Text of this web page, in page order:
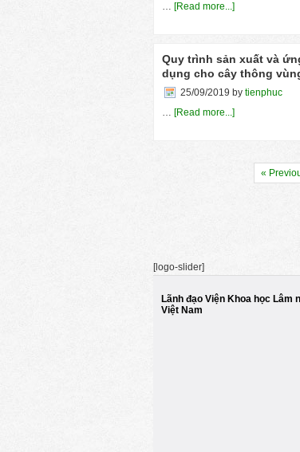
… [Read more...]
Quy trình sản xuất và
dụng cho cây thông
25/09/2019 by tienphuc
… [Read more...]
«
[logo-slider]
Lãnh đạo Viện Khoa học Lâm
Việt Nam